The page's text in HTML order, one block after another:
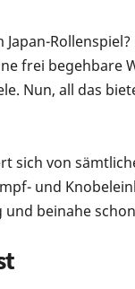
frei begehbare
Nun, all das
sich von
und
beinahe